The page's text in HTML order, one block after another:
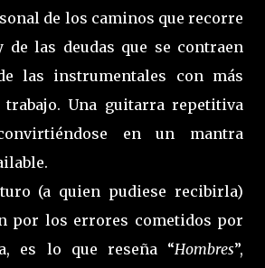
de los caminos que recorre
las deudas que se contraen
las instrumentales con más
trabajo. Una guitarra repetitiva
en un mantra
(a quien pudiese recibirla)
por los errores cometidos por
es lo que reseña “Hombres”,